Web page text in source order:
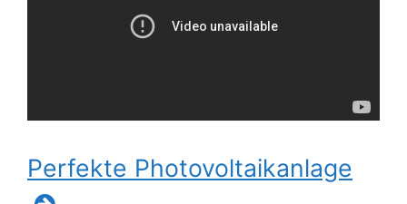
Perfekte Photovoltaikanlage